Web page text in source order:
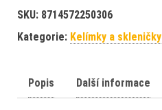
SKU: 8714572250306
Kategorie: Kelímky a skleničky
Popis Další informace